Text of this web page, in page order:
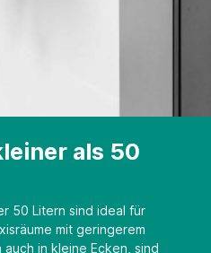
als 50
50 Litern sind ideal für
mit geringerem
in kleine Ecken, sind